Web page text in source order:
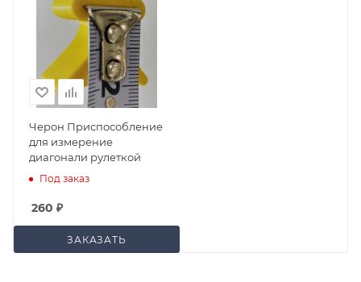
Черон Приспособление
для измерение
диагонали рулеткой
Под заказ
260 ₽
ЗАКАЗАТЬ